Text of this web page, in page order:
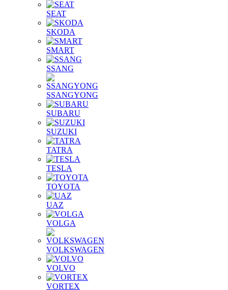
SEAT
SKODA
SMART
SSANG
SSANGYONG
SUBARU
SUZUKI
TATRA
TESLA
TOYOTA
UAZ
VOLGA
VOLKSWAGEN
VOLVO
VORTEX